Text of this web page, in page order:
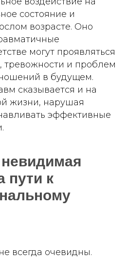
состояние и
возрасте. Оно
могут проявляться
тревожности и проблем
в будущем.
сказывается и на
жизни, нарушая
эффективные
пути к
всегда очевидны.